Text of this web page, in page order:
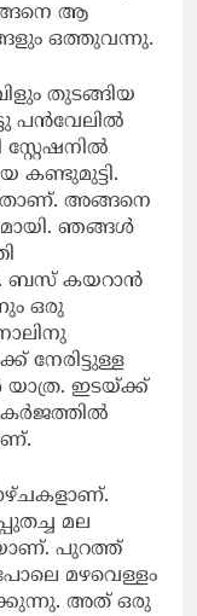
ആ
ഒത്തുവന്നു.
തുടങ്ങിയ
പൻവേലിൽ
കണ്ടുമുട്ടി.
അങ്ങനെ
ഞങ്ങൾ
ബസ് കയറാൻ
ഒരു
നേരിട്ടുള്ള
യാത്ര. ഇടയ്ക്ക്
കർജത്തിൽ
മല
പുറത്ത്
മഴവെള്ളം
അത് ഒരു